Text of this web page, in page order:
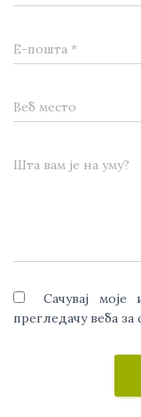
Е-пошта *
Веб место
Шта вам је на уму?
Сачувај
прегледачу веба